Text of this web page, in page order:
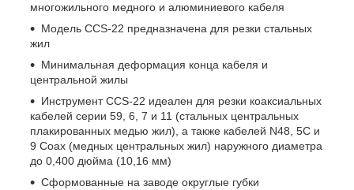
многожильного медного и алюминиевого кабеля
Модель CCS-22 предназначена для резки стальных
жил
Минимальная деформация конца кабеля и
центральной жилы
Инструмент CCS-22 идеален для резки коаксиальных
кабелей серии 59, 6, 7 и 11 (стальных центральных
плакированных медью жил), а также кабелей N48, 5C и
9 Coax (медных центральных жил) наружного диаметра
до 0,400 дюйма (10,16 мм)
Сформованные на заводе округлые губки